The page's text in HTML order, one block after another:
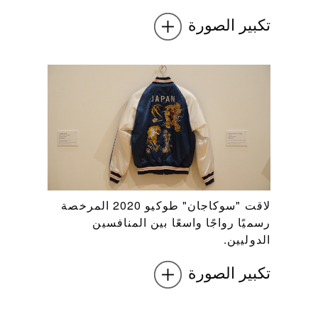
تكبير الصورة
لاقت "سوكاجان" طوكيو 2020 المرخصة
رسميًا رواجًا واسعًا بين المنافسين
الدوليين.
تكبير الصورة